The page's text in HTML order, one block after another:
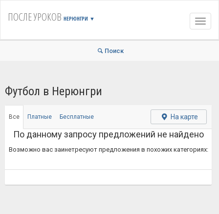
ПОСЛЕ УРОКОВ НЕРЮНГРИ ▼
Поиск
Футбол в Нерюнгри
Все Платные Бесплатные На карте
По данному запросу предложений не найдено
Возможно вас заинетресуют предложения в похожих категориях: